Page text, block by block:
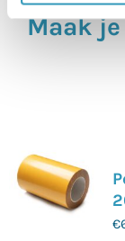
Maak
€